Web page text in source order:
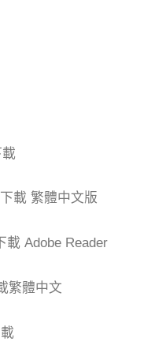
載
載 繁體中文版
載 Adobe Reader
繁體中文